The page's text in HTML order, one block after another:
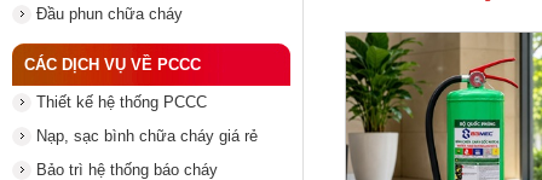
Đầu phun chữa cháy
CÁC DỊCH VỤ VỀ PCCC
Thiết kế hệ thống PCCC
Nạp, sạc bình chữa cháy giá rẻ
Bảo trì hệ thống báo cháy